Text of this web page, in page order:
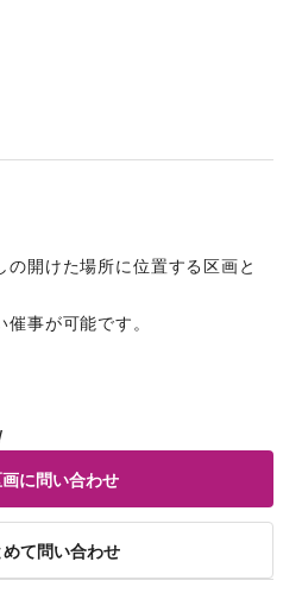
の開けた場所に位置する区画と
事が可能です。
に問い合わせ
めて問い合わせ